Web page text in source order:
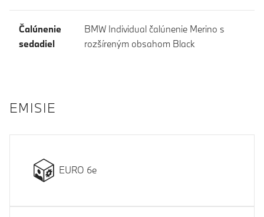
Čalúnenie
sedadiel
BMW Individual čalúnenie Merino s
rozšíreným obsahom Black
EMISIE
EURO 6e